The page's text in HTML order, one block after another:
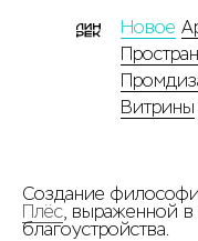
Новое
Витрины
Создание
Плёс, выраженной в
благоустройства.